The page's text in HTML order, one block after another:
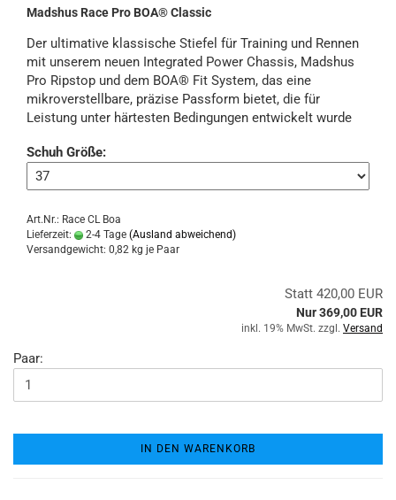
Madshus Race Pro BOA® Classic
Der ultimative klassische Stiefel für Training und Rennen
mit unserem neuen Integrated Power Chassis, Madshus
Pro Ripstop und dem BOA® Fit System, das eine
mikroverstellbare, präzise Passform bietet, die für
Leistung unter härtesten Bedingungen entwickelt wurde
Schuh Größe:
Art.Nr.: Race CL Boa
Lieferzeit:
2-4 Tage (Ausland abweichend)
Versandgewicht: 0,82 kg je Paar
Statt 420,00 EUR
Nur 369,00 EUR
inkl. 19% MwSt. zzgl. Versand
Paar:
IN DEN WARENKORB